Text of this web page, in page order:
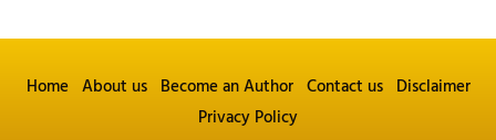
Home About us Become an Author Contact us Disclaimer
Privacy Policy